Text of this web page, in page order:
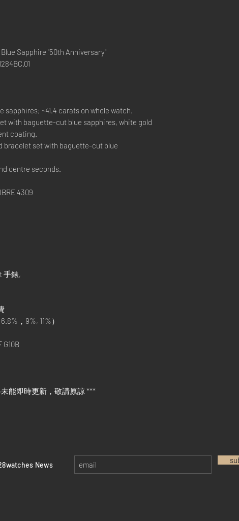
Sapphire "50th Anniversary"
sapphires; ~41.4 carats on whole watch.
with baguette-cut blue sapphires, white gold
coating.
bracelet set with baguette-cut blue
centre seconds.
4309
手錶,
，9%, 11%）
能即時更新，敬請原諒 ***
News